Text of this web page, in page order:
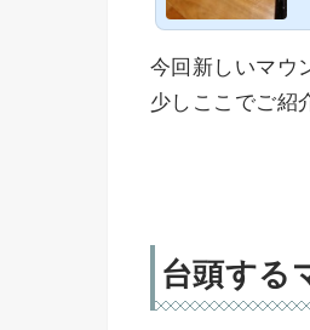
今回新しいマウ
少しここでご紹
台頭する